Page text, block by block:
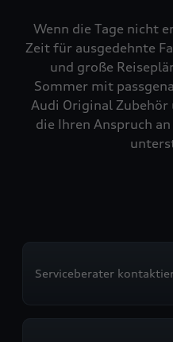
Wenn die Tage nicht
Zeit für ausgedehnte
und große
Sommer mit
Audi Original
die Ihren Anspruch
Serviceberater